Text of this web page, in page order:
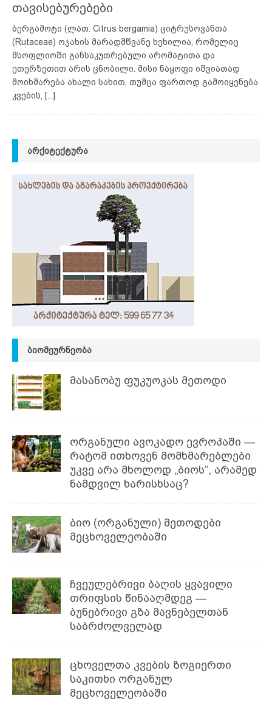
თავისებურებები
ბერგამოტი (ლათ. Citrus bergamia) ციტრუსოვანთა
(Rutaceae) ოჯახის მარადმწვანე ხეხილია, რომელიც
მსოფლიოში განსაკუთრებული არომატითა და
ეთერზეთით არის ცნობილი. მისი ნაყოფი იშვიათად
მოიხმარება ახალი სახით, თუმცა ფართოდ გამოიყენება
კვების,
[...]
ᲐᲠᲥᲘᲢᲔᲥᲢᲣᲠᲐ
ᲑᲘᲝᲛᲔᲣᲠᲜᲔᲝᲑᲐ
მასანობუ ფუკუოკას მეთოდი
ორგანული ავოკადო ევროპაში —
რატომ ითხოვენ მომხმარებლები
უკვე არა მხოლოდ „ბიოს“, არამედ
ნამდვილ ხარისხსაც?
ბიო (ორგანული) მეთოდები
მეცხოველეობაში
ჩვეულებრივი ბაღის ყვავილი
თრიფსის წინააღმდეგ —
ბუნებრივი გზა მავნებელთან
საბრძოლველად
ცხოველთა კვების ზოგიერთი
საკითხი ორგანულ
მეცხოველეობაში